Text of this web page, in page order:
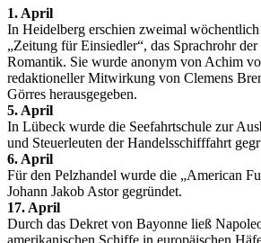
1. April
In Heidelberg erschien zweimal
„Zeitung für Einsiedler“, das Sprachrohr
Romantik. Sie wurde anonym von Achim
redaktioneller Mitwirkung von Clemens
Görres herausgegeben.
5. April
In Lübeck wurde die Seefahrtschule zur
und Steuerleuten der Handelsschifffahrt
6. April
Für den Pelzhandel wurde die „American
Johann Jakob Astor gegründet.
17. April
Durch das Dekret von Bayonne ließ
amerikanischen Schiffe in europäischen